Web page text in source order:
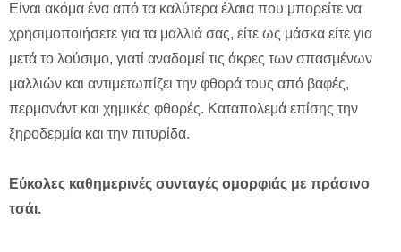
Είναι ακόμα ένα από τα καλύτερα έλαια που μπορείτε να
χρησιμοποιήσετε για τα μαλλιά σας, είτε ως μάσκα είτε για
μετά το λούσιμο, γιατί αναδομεί τις άκρες των σπασμένων
μαλλιών και αντιμετωπίζει την φθορά τους από βαφές,
περμανάντ και χημικές φθορές. Καταπολεμά επίσης την
ξηροδερμία και την πιτυρίδα.
Εύκολες καθημερινές συνταγές ομορφιάς με πράσινο
τσάι.